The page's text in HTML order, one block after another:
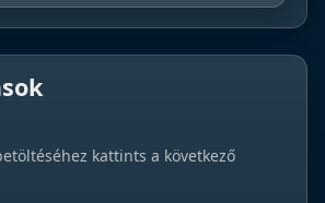
kattints a következő